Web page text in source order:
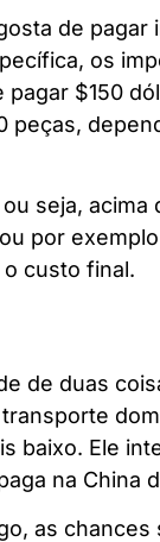
de
os
$150
seja,
por
custo final.
de duas
baixo. Ele
na China
as